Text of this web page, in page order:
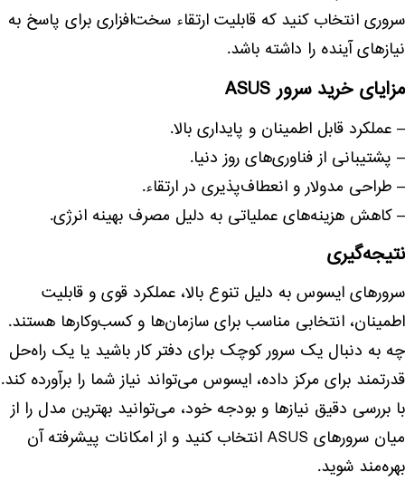
سروری انتخاب کنید که قابلیت ارتقاء سخت‌افزاری برای پاسخ به
نیازهای آینده را داشته باشد.
مزایای خرید سرور ASUS
– عملکرد قابل اطمینان و پایداری بالا.
– پشتیبانی از فناوری‌های روز دنیا.
– طراحی مدولار و انعطاف‌پذیری در ارتقاء.
– کاهش هزینه‌های عملیاتی به دلیل مصرف بهینه انرژی.
نتیجه‌گیری
سرورهای ایسوس به دلیل تنوع بالا، عملکرد قوی و قابلیت
اطمینان، انتخابی مناسب برای سازمان‌ها و کسب‌وکارها هستند.
چه به دنبال یک سرور کوچک برای دفتر کار باشید یا یک راه‌حل
قدرتمند برای مرکز داده، ایسوس می‌تواند نیاز شما را برآورده کند.
با بررسی دقیق نیازها و بودجه خود، می‌توانید بهترین مدل را از
میان سرورهای ASUS انتخاب کنید و از امکانات پیشرفته آن
بهره‌مند شوید.